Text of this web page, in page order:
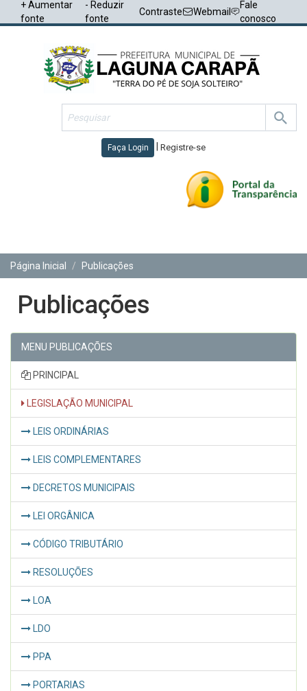
+ Aumentar
fonte
- Reduzir
fonte
Contraste Webmail
Fale
conosco
Faça Login Registre-se
Página Inicial
Publicações
Publicações
MENU PUBLICAÇÕES
PRINCIPAL
LEGISLAÇÃO MUNICIPAL
LEIS ORDINÁRIAS
LEIS COMPLEMENTARES
DECRETOS MUNICIPAIS
LEI ORGÂNICA
CÓDIGO TRIBUTÁRIO
RESOLUÇÕES
LOA
LDO
PPA
PORTARIAS